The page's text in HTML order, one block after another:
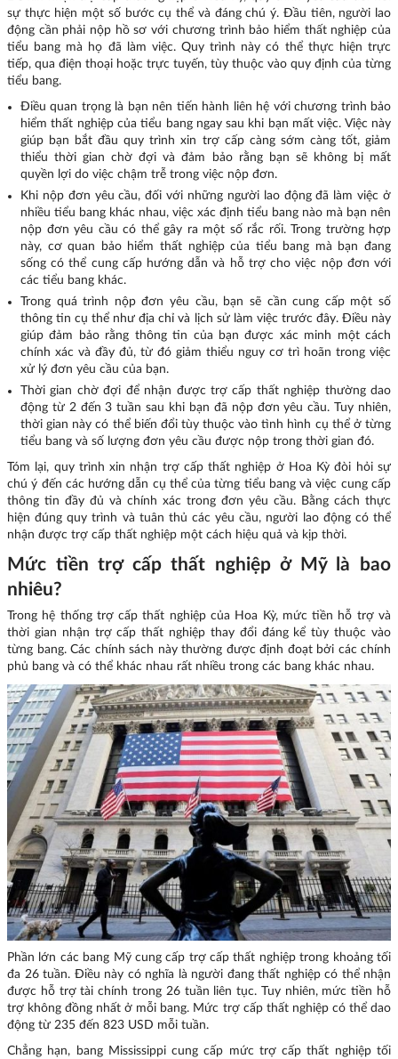
sự thực hiện một số bước cụ thể và đáng chú ý. Đầu tiên, người lao
động cần phải nộp hồ sơ với chương trình bảo hiểm thất nghiệp của
tiểu bang mà họ đã làm việc. Quy trình này có thể thực hiện trực
tiếp, qua điện thoại hoặc trực tuyến, tùy thuộc vào quy định của từng
tiểu bang.
Điều quan trọng là bạn nên tiến hành liên hệ với chương trình bảo
hiểm thất nghiệp của tiểu bang ngay sau khi bạn mất việc. Việc này
giúp bạn bắt đầu quy trình xin trợ cấp càng sớm càng tốt, giảm
thiểu thời gian chờ đợi và đảm bảo rằng bạn sẽ không bị mất
quyền lợi do việc chậm trễ trong việc nộp đơn.
Khi nộp đơn yêu cầu, đối với những người lao động đã làm việc ở
nhiều tiểu bang khác nhau, việc xác định tiểu bang nào mà bạn nên
nộp đơn yêu cầu có thể gây ra một số rắc rối. Trong trường hợp
này, cơ quan bảo hiểm thất nghiệp của tiểu bang mà bạn đang
sống có thể cung cấp hướng dẫn và hỗ trợ cho việc nộp đơn với
các tiểu bang khác.
Trong quá trình nộp đơn yêu cầu, bạn sẽ cần cung cấp một số
thông tin cụ thể như địa chỉ và lịch sử làm việc trước đây. Điều này
giúp đảm bảo rằng thông tin của bạn được xác minh một cách
chính xác và đầy đủ, từ đó giảm thiểu nguy cơ trì hoãn trong việc
xử lý đơn yêu cầu của bạn.
Thời gian chờ đợi để nhận được trợ cấp thất nghiệp thường dao
động từ 2 đến 3 tuần sau khi bạn đã nộp đơn yêu cầu. Tuy nhiên,
thời gian này có thể biến đổi tùy thuộc vào tình hình cụ thể ở từng
tiểu bang và số lượng đơn yêu cầu được nộp trong thời gian đó.
Tóm lại, quy trình xin nhận trợ cấp thất nghiệp ở Hoa Kỳ đòi hỏi sự
chú ý đến các hướng dẫn cụ thể của từng tiểu bang và việc cung cấp
thông tin đầy đủ và chính xác trong đơn yêu cầu. Bằng cách thực
hiện đúng quy trình và tuân thủ các yêu cầu, người lao động có thể
nhận được trợ cấp thất nghiệp một cách hiệu quả và kịp thời.
Mức tiền trợ cấp thất nghiệp ở Mỹ là bao
nhiêu?
Trong hệ thống trợ cấp thất nghiệp của Hoa Kỳ, mức tiền hỗ trợ và
thời gian nhận trợ cấp thất nghiệp thay đổi đáng kể tùy thuộc vào
từng bang. Các chính sách này thường được định đoạt bởi các chính
phủ bang và có thể khác nhau rất nhiều trong các bang khác nhau.
Phần lớn các bang Mỹ cung cấp trợ cấp thất nghiệp trong khoảng tối
đa 26 tuần. Điều này có nghĩa là người đang thất nghiệp có thể nhận
được hỗ trợ tài chính trong 26 tuần liên tục. Tuy nhiên, mức tiền hỗ
trợ không đồng nhất ở mỗi bang. Mức trợ cấp thất nghiệp có thể dao
động từ 235 đến 823 USD mỗi tuần.
Chẳng hạn, bang Mississippi cung cấp mức trợ cấp thất nghiệp tối